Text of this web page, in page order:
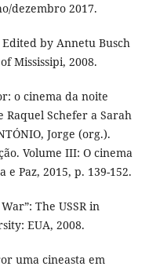
dezembro 2017.
by Annetu Busch
Mississipi, 2008.
o cinema da noite
Schefer a Sarah
Jorge (org.).
Volume III: O cinema
Paz, 2015, p. 139-152.
The USSR in
EUA, 2008.
uma cineasta em